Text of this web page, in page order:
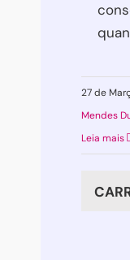
27 de
Mendes
Leia mais